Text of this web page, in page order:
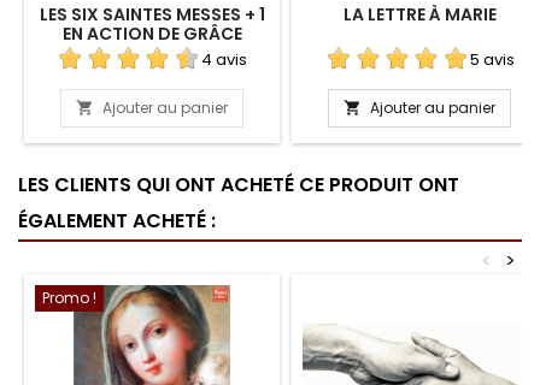
LES SIX SAINTES MESSES + 1
EN ACTION DE GRÂCE
4 avis
 Ajouter au panier
LA LETTRE À MARIE
5 avis
 Ajouter au panier
LES CLIENTS QUI ONT ACHETÉ CE PRODUIT ONT
ÉGALEMENT ACHETÉ :
>
<
Promo !